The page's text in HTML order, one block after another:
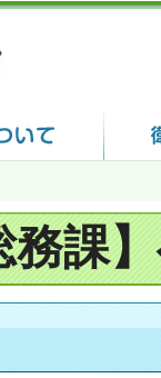
務課